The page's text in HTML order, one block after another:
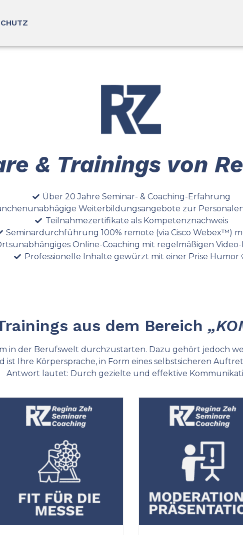
& Trainings von
Über 20 Jahre Seminar- & Coaching-Erfahrung
Weiterbildungs­angebote zur
Teilnahme­zertifikate als Kompetenznachweis
Seminardurchführung 100% remote (via Cisco Webex™)
Online-Coaching mit regelmäßigen
Professionelle Inhalte gewürzt mit einer Prise Humor
aus dem Bereich
in der Berufswelt durchzustarten. Dazu gehört jedoch
ist Ihre Körpersprache, in Form eines selbstsicheren
Antwort lautet: Durch gezielte und effektive